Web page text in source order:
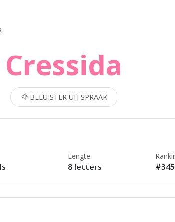
Cressida
BELUISTER UITSPRAAK
Lengte
8 letters